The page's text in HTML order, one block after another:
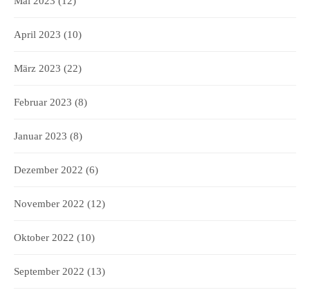
April 2023 (10)
März 2023 (22)
Februar 2023 (8)
Januar 2023 (8)
Dezember 2022 (6)
November 2022 (12)
Oktober 2022 (10)
September 2022 (13)